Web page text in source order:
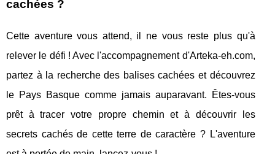
cachées ?
Cette aventure vous attend, il ne vous reste plus qu'à
relever le défi ! Avec l'accompagnement d'Arteka-eh.com,
partez à la recherche des balises cachées et découvrez
le Pays Basque comme jamais auparavant. Êtes-vous
prêt à tracer votre propre chemin et à découvrir les
secrets cachés de cette terre de caractère ? L'aventure